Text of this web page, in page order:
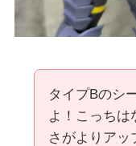
タイプBのシ
よ！こっちは
さがよりアッ